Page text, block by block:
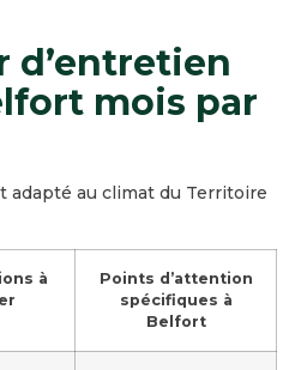
d’entretien
mois par
adapté au climat du Territoire
à
Points d’attention
spécifiques à
Belfort